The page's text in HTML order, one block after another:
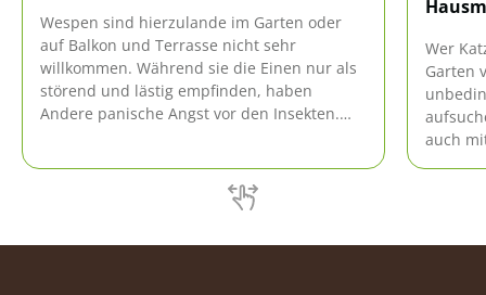
Wespen sind hierzulande im Garten oder
auf Balkon und Terrasse nicht sehr
willkommen. Während sie die Einen nur als
störend und lästig empfinden, haben
Andere panische Angst vor den Insekten.
Wer
Garten
auch